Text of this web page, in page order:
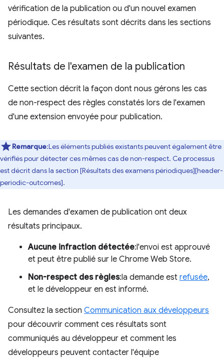
vérification de la publication ou d'un nouvel examen
périodique. Ces résultats sont décrits dans les sections
suivantes.
Résultats de l'examen de la publication
Cette section décrit la façon dont nous gérons les cas
de non-respect des règles constatés lors de l'examen
d'une extension envoyée pour publication.
Remarque:Les éléments publiés existants peuvent également être
vérifiés pour détecter ces mêmes cas de non-respect. Ce processus
est décrit dans la section [Résultats des examens périodiques][header-
periodic-outcomes].
Les demandes d'examen de publication ont deux
résultats principaux.
Aucune infraction détectée:l'envoi est approuvé
et peut être publié sur le Chrome Web Store.
Non-respect des règles:la demande est refusée,
et le développeur en est informé.
Consultez la section Communication aux développeurs
pour découvrir comment ces résultats sont
communiqués au développeur et comment les
développeurs peuvent contacter l'équipe